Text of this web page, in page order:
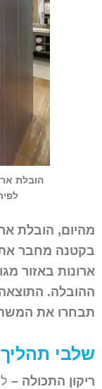
הובלת
מהיום, הובלת
ארונות באזור
תבחרו את
שלבי
ריקון התכולה –